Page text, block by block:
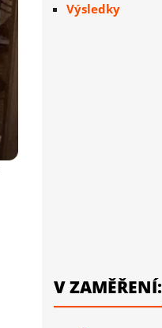
Výsledky
V ZAMĚŘENÍ: